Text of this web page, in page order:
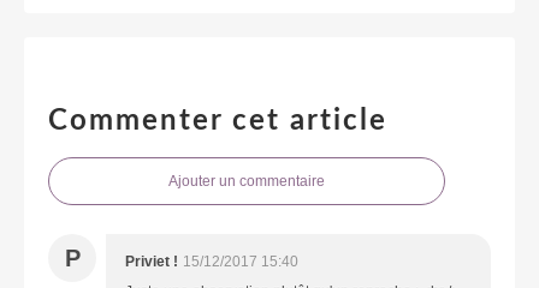
Commenter cet article
Ajouter un commentaire
P Priviet ! 15/12/2017 15:40